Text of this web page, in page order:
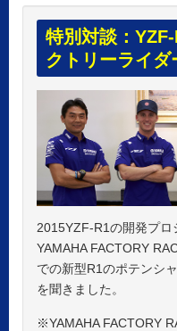
特別対談：
クトリーライダ
2015YZF-R1の開発プロ
YAMAHA FACTORY
での新型R1のポテンシ
を聞きました。
※YAMAHA FACTORY